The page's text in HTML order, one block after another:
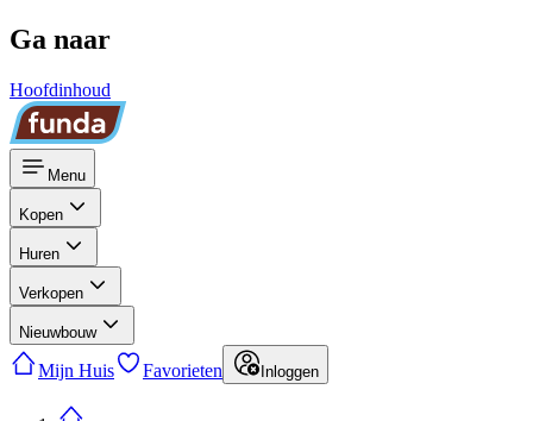
Ga naar
Hoofdinhoud
Menu
Kopen
Huren
Verkopen
Nieuwbouw
Mijn Huis Favorieten Inloggen